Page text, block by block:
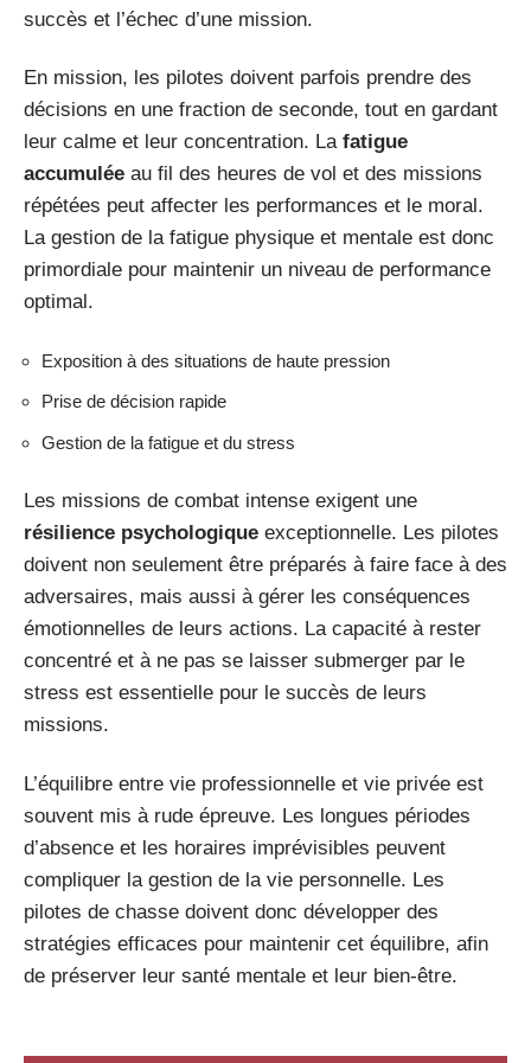
succès et l’échec d’une mission.
En mission, les pilotes doivent parfois prendre des
décisions en une fraction de seconde, tout en gardant
leur calme et leur concentration. La fatigue
accumulée au fil des heures de vol et des missions
répétées peut affecter les performances et le moral.
La gestion de la fatigue physique et mentale est donc
primordiale pour maintenir un niveau de performance
optimal.
Exposition à des situations de haute pression
Prise de décision rapide
Gestion de la fatigue et du stress
Les missions de combat intense exigent une
résilience psychologique exceptionnelle. Les pilotes
doivent non seulement être préparés à faire face à des
adversaires, mais aussi à gérer les conséquences
émotionnelles de leurs actions. La capacité à rester
concentré et à ne pas se laisser submerger par le
stress est essentielle pour le succès de leurs
missions.
L’équilibre entre vie professionnelle et vie privée est
souvent mis à rude épreuve. Les longues périodes
d’absence et les horaires imprévisibles peuvent
compliquer la gestion de la vie personnelle. Les
pilotes de chasse doivent donc développer des
stratégies efficaces pour maintenir cet équilibre, afin
de préserver leur santé mentale et leur bien-être.